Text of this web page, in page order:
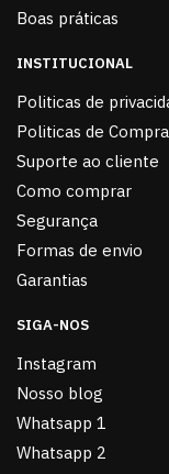
Boas práticas
INSTITUCIONAL
Politicas de
Politicas de Compra
Suporte ao cliente
Como comprar
Segurança
Formas de envio
Garantias
SIGA-NOS
Instagram
Nosso blog
Whatsapp 1
Whatsapp 2